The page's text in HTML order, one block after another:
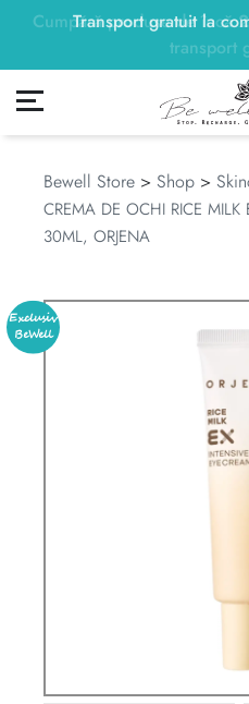
Transport gratuit la
meu
Bewell Store > Shop >
CREMA DE OCHI RICE MILK
30ML, ORJENA
Exclusiv
BeWell